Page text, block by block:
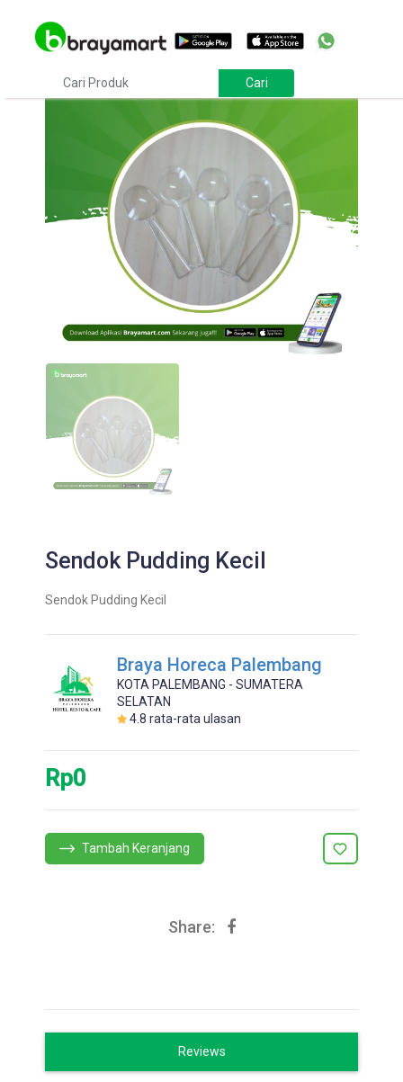
Sendok Pudding Kecil
Sendok Pudding Kecil
Braya Horeca Palembang
KOTA PALEMBANG - SUMATERA
SELATAN
4.8 rata-rata ulasan
Rp0
Tambah Keranjang
Share:
Reviews